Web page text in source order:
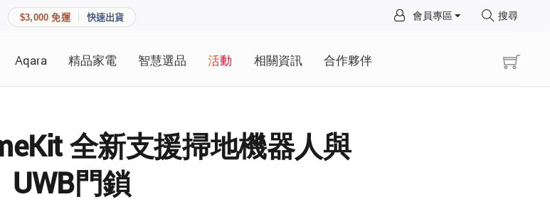
$3,000 免運 快速出貨 會員專區 搜尋
Aqara 精品家電 智慧選品 活動 相關資訊 合作夥伴
全新支援掃地機器人與
UWB門鎖
×
會員資料管理
查看我的最愛